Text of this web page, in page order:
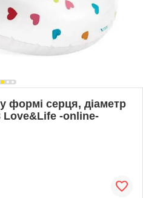
формі серця, діаметр
Love&Life -online-